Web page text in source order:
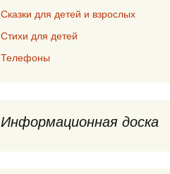
Сказки для детей и взрослых
Стихи для детей
Телефоны
Информационная доска